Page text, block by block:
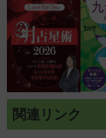
関連リンク